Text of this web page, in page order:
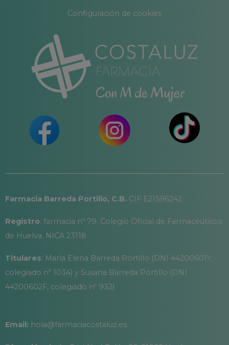
Configuración de cookies
Farmacia Barreda Portillo, C.B. CIF E21596242
Registro: farmacia nº 79, Colegio Oficial de Farmacéuticos
de Huelva. NICA 23118
Titulares: María Elena Barreda Portillo (DNI 44200601Y,
colegiado nº 1034) y Susana Barreda Portillo (DNI
44200602F, colegiado nº 932)
Email: hola@farmaciacostaluz.es